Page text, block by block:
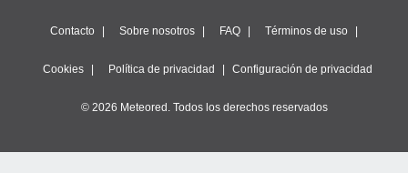
Contacto Sobre nosotros FAQ Términos de uso
Cookies Política de privacidad Configuración de privacidad
© 2026 Meteored. Todos los derechos reservados